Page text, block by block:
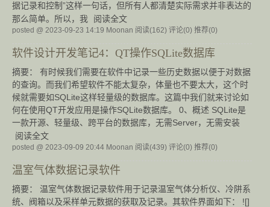
据记录和控制”这样一句话，但所有人都清楚实际需求并非表达的
那么简单。所以，我
阅读全文
posted @ 2023-09-23 14:19 Moonan 阅读(162) 评论(0) 推荐(0)
软件设计开发笔记4：QT操作SQLite数据库
摘要： 有时候我们需要在软件中记录一些历史数据以便于对数据
的查询。而我们希望软件不能太复杂，体量也不要太大，这个时
候就需要如SQLite这样轻量级的数据库。这篇中我们就来讨论如
何在使用QT开发应用是操作SQLite数据库。 0、概述 SQLite是
一款开源、轻量级、跨平台的数据库，无需Server，无需安装
阅读全文
posted @ 2023-09-09 20:44 Moonan 阅读(439) 评论(0) 推荐(0)
温室气体数据记录软件
摘要： 温室气体数据记录软件用于记录温室气体分析仪、冷阱系
统、阀箱以及采样单元数据的获取及记录。其软件界面如下： ![]